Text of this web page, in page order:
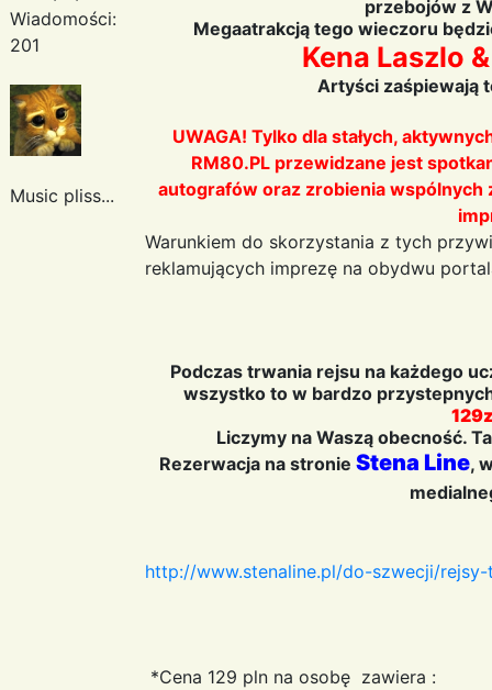
Wiadomości:
201
Music pliss...
przebojów z
Megaatrakcją tego wieczoru
Kena Laszlo
Artyści zaśpiewają
UWAGA! Tylko dla stałych,
RM80.PL przewidzane jest
autografów oraz zrobienia wspólnych
Warunkiem do skorzystania z tych
reklamujących imprezę na obydwu
Podczas trwania rejsu na każdego
wszystko to w bardzo
Liczymy na Waszą obecność.
Rezerwacja na stronie Stena Line,
http://www.stenaline.pl/do-szwecji/
*Cena 129 pln na osobę zawiera :